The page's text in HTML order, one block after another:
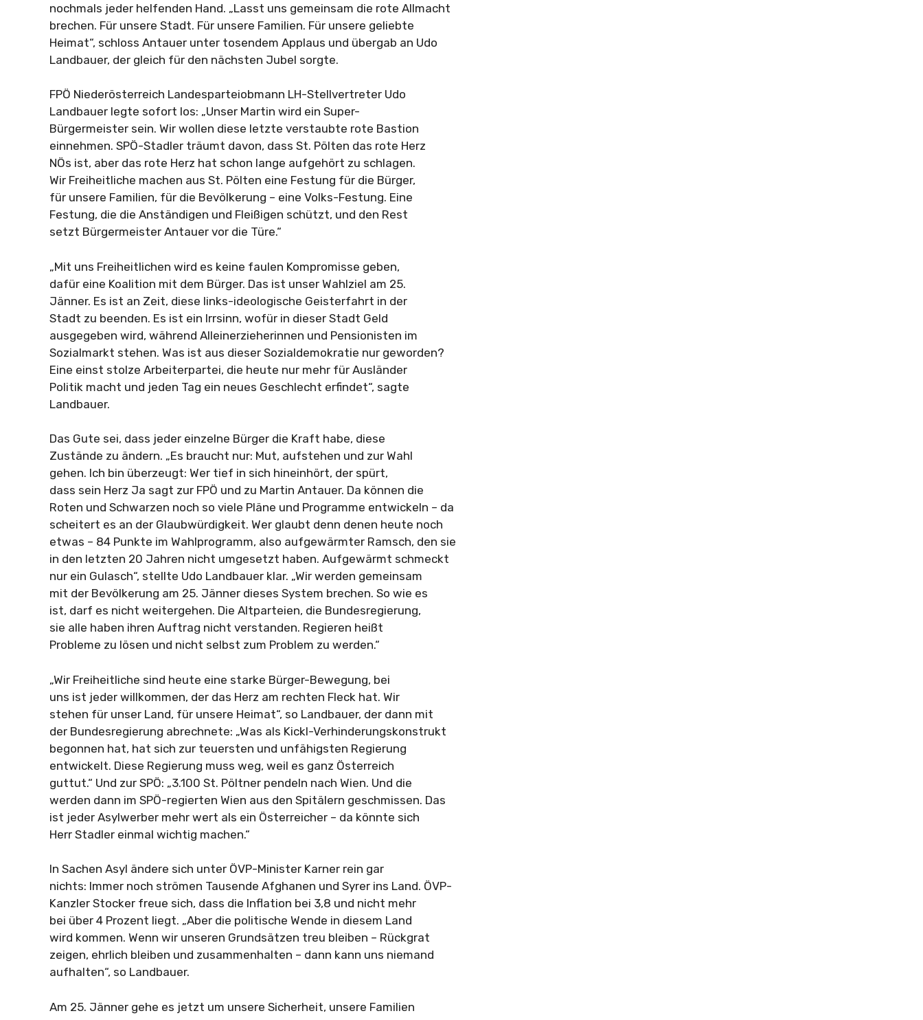
nochmals jeder helfenden Hand. „Lasst uns gemeinsam die rote Allmacht
brechen. Für unsere Stadt. Für unsere Familien. Für unsere geliebte
Heimat“, schloss Antauer unter tosendem Applaus und übergab an Udo
Landbauer, der gleich für den nächsten Jubel sorgte.
FPÖ Niederösterreich Landesparteiobmann LH-Stellvertreter Udo
Landbauer legte sofort los: „Unser Martin wird ein Super-
Bürgermeister sein. Wir wollen diese letzte verstaubte rote Bastion
einnehmen. SPÖ-Stadler träumt davon, dass St. Pölten das rote Herz
NÖs ist, aber das rote Herz hat schon lange aufgehört zu schlagen.
Wir Freiheitliche machen aus St. Pölten eine Festung für die Bürger,
für unsere Familien, für die Bevölkerung – eine Volks-Festung. Eine
Festung, die die Anständigen und Fleißigen schützt, und den Rest
setzt Bürgermeister Antauer vor die Türe.“
„Mit uns Freiheitlichen wird es keine faulen Kompromisse geben,
dafür eine Koalition mit dem Bürger. Das ist unser Wahlziel am 25.
Jänner. Es ist an Zeit, diese links-ideologische Geisterfahrt in der
Stadt zu beenden. Es ist ein Irrsinn, wofür in dieser Stadt Geld
ausgegeben wird, während Alleinerzieherinnen und Pensionisten im
Sozialmarkt stehen. Was ist aus dieser Sozialdemokratie nur geworden?
Eine einst stolze Arbeiterpartei, die heute nur mehr für Ausländer
Politik macht und jeden Tag ein neues Geschlecht erfindet“, sagte
Landbauer.
Das Gute sei, dass jeder einzelne Bürger die Kraft habe, diese
Zustände zu ändern. „Es braucht nur: Mut, aufstehen und zur Wahl
gehen. Ich bin überzeugt: Wer tief in sich hineinhört, der spürt,
dass sein Herz Ja sagt zur FPÖ und zu Martin Antauer. Da können die
Roten und Schwarzen noch so viele Pläne und Programme entwickeln – da
scheitert es an der Glaubwürdigkeit. Wer glaubt denn denen heute noch
etwas – 84 Punkte im Wahlprogramm, also aufgewärmter Ramsch, den sie
in den letzten 20 Jahren nicht umgesetzt haben. Aufgewärmt schmeckt
nur ein Gulasch“, stellte Udo Landbauer klar. „Wir werden gemeinsam
mit der Bevölkerung am 25. Jänner dieses System brechen. So wie es
ist, darf es nicht weitergehen. Die Altparteien, die Bundesregierung,
sie alle haben ihren Auftrag nicht verstanden. Regieren heißt
Probleme zu lösen und nicht selbst zum Problem zu werden.“
„Wir Freiheitliche sind heute eine starke Bürger-Bewegung, bei
uns ist jeder willkommen, der das Herz am rechten Fleck hat. Wir
stehen für unser Land, für unsere Heimat“, so Landbauer, der dann mit
der Bundesregierung abrechnete: „Was als Kickl-Verhinderungskonstrukt
begonnen hat, hat sich zur teuersten und unfähigsten Regierung
entwickelt. Diese Regierung muss weg, weil es ganz Österreich
guttut.“ Und zur SPÖ: „3.100 St. Pöltner pendeln nach Wien. Und die
werden dann im SPÖ-regierten Wien aus den Spitälern geschmissen. Das
ist jeder Asylwerber mehr wert als ein Österreicher – da könnte sich
Herr Stadler einmal wichtig machen.“
In Sachen Asyl ändere sich unter ÖVP-Minister Karner rein gar
nichts: Immer noch strömen Tausende Afghanen und Syrer ins Land. ÖVP-
Kanzler Stocker freue sich, dass die Inflation bei 3,8 und nicht mehr
bei über 4 Prozent liegt. „Aber die politische Wende in diesem Land
wird kommen. Wenn wir unseren Grundsätzen treu bleiben – Rückgrat
zeigen, ehrlich bleiben und zusammenhalten – dann kann uns niemand
aufhalten“, so Landbauer.
Am 25. Jänner gehe es jetzt um unsere Sicherheit, unsere Familien